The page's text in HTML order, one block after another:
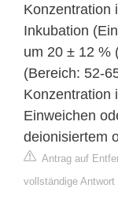
Konzentration
Inkubation
um 20 ± 12 %
(Bereich: 52-
Konzentration
Einweichen
deionisiertem
Antrag auf
vollständige